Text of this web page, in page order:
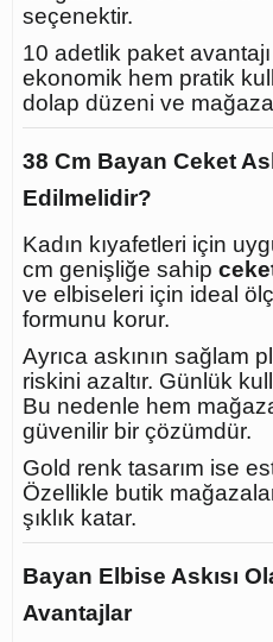
seçenektir.
10 adetlik paket
ekonomik hem pratik
dolap düzeni ve
38 Cm Bayan Ceket
Edilmelidir?
Kadın kıyafetleri için
cm genişliğe sahip
ve elbiseleri için ideal
formunu korur.
Ayrıca askının sağlam
riskini azaltır. Günlük
Bu nedenle hem
güvenilir bir çözümdür.
Gold renk tasarım ise
Özellikle butik
şıklık katar.
Bayan Elbise Askısı
Avantajlar